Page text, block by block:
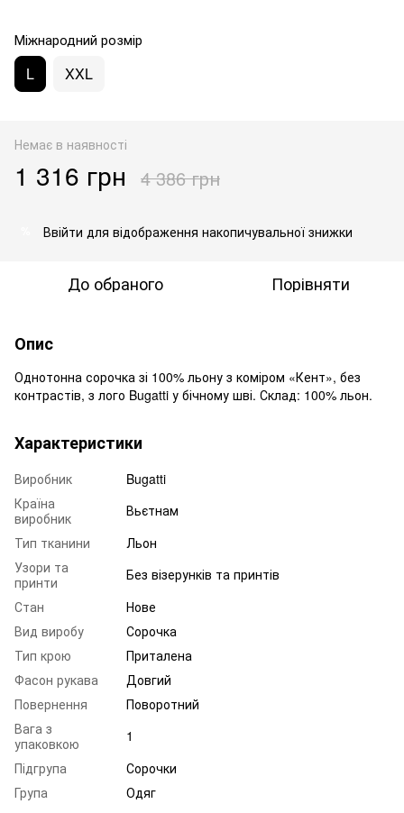
Міжнародний розмір
L XXL
Немає в наявності
1 316 грн 4 386 грн
Ввійти для відображення накопичувальної знижки
До обраного Порівняти
Опис
Однотонна сорочка зі 100% льону з коміром «Кент», без
контрастів, з лого Bugatti у бічному шві. Склад: 100% льон.
Характеристики
Виробник
Bugatti
Країна
виробник
Вьєтнам
Тип тканини
Льон
Узори та
принти
Без візерунків та принтів
Стан
Нове
Вид виробу
Сорочка
Тип крою
Приталена
Фасон рукава
Довгий
Повернення
Поворотний
Вага з
упаковкою
1
Підгрупа
Сорочки
Група
Одяг